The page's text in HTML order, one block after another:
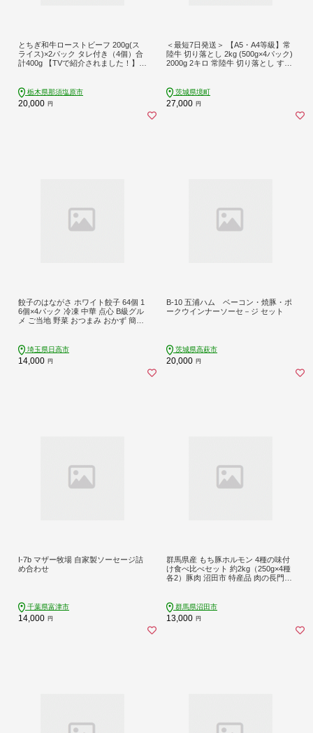
とちぎ和牛ローストビーフ 200g(ス
ライス)×2パック タレ付き（4個）合
計400g 【TVで紹介されました！】 n
栃木県那須塩原市
20,000 円
＜最短7日発送＞ 【A5・A4等級】常
陸牛 切り落とし 2kg (500g×4パック)
2000g 2キロ 常陸牛 切り落とし すき
級 贅沢 ご褒美 お祝い 父の日 母の日
誕生日 お祝い K1830
茨城県境町
27,000 円
餃子のはながさ ホワイト餃子 64個 1
6個×4パック 冷凍 中華 点心 B級グル
メ ご当地 野菜 おつまみ おかず 簡単
り寄せ 日高市
埼玉県日高市
14,000 円
B-10 五浦ハム ベーコン・焼豚・ポ
ークウインナーソーセ－ジ セット
茨城県高萩市
20,000 円
I-7b マザー牧場 自家製ソーセージ詰
め合わせ
千葉県富津市
14,000 円
群馬県産 もち豚ホルモン 4種の味付
け食べ比べセット 約2kg（250g×4種
各2）豚肉 沼田市 特産品 肉の長門
群馬県沼田市
13,000 円